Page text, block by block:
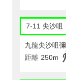
7-11 尖沙咀
九龍尖沙咀
距離 250m